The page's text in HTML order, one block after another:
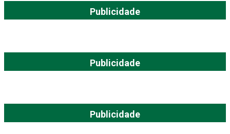
Publicidade
Publicidade
Publicidade